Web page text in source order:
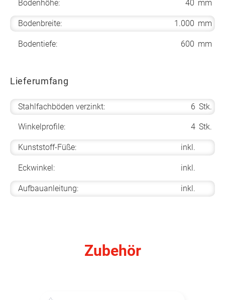
Bodenhöhe: 40 mm
Bodenbreite: 1.000 mm
Bodentiefe: 600 mm
Lieferumfang
Stahlfachböden verzinkt: 6 Stk.
Winkelprofile: 4 Stk.
Kunststoff-Füße: inkl.
Eckwinkel: inkl.
Aufbauanleitung: inkl.
Zubehör